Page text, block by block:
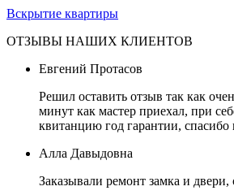
Вскрытие квартиры
ОТЗЫВЫ НАШИХ КЛИЕНТОВ
Евгений Протасов
Решил оставить отзыв так как
минут как мастер приехал, при
квитанцию год гарантии,
Алла Давыдовна
Заказывали ремонт замка и